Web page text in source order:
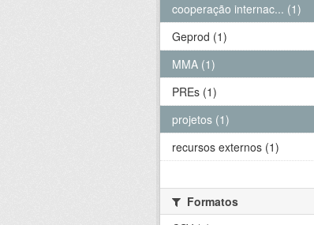
cooperação internac... (1)
Geprod (1)
MMA (1)
PREs (1)
projetos (1)
recursos externos (1)
Formatos